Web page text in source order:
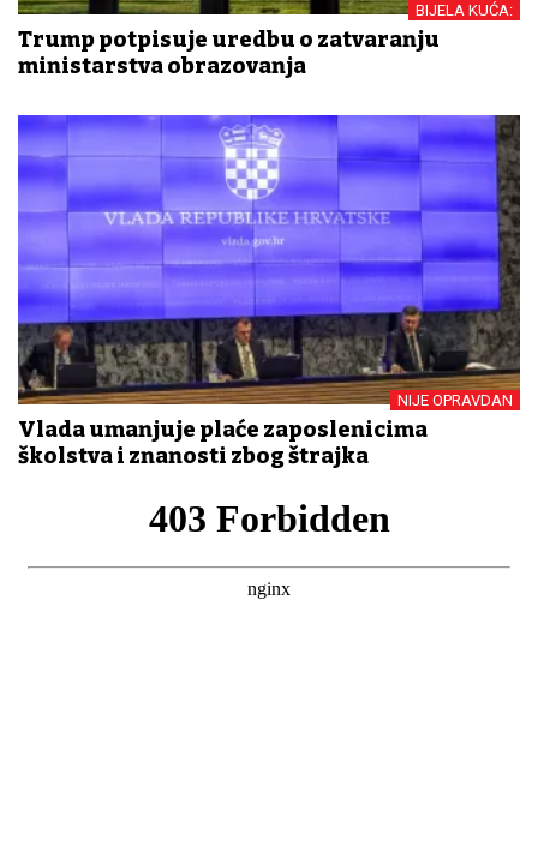
BIJELA KUĆA:
Trump potpisuje uredbu o zatvaranju
ministarstva obrazovanja
NIJE OPRAVDAN
Vlada umanjuje plaće zaposlenicima
školstva i znanosti zbog štrajka